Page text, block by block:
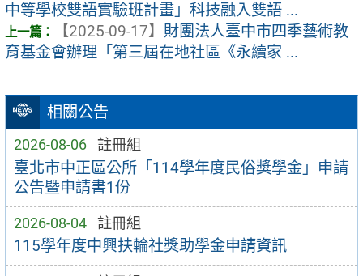
相關公告
2026-08-06 註冊組
臺北市中正區公所「114學年度民俗獎學金」申請
公告暨申請書1份
2026-08-04 註冊組
115學年度中興扶輪社獎助學金申請資訊
中等學校雙語實驗班計畫」科技融入雙語 ...
【2025-09-17】 財團法人臺中市四季藝術教
育基金會辦理「第三屆在地社區《永續家 ...